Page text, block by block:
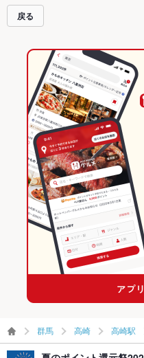
が使えるお店も拡大中です。友達ど
トやパーティーにもお得に便利に
戻る
群馬 高崎 高崎駅